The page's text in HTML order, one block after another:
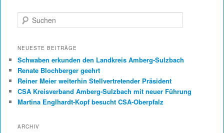
Suchen
NEUESTE BEITRÄGE
Schwaben erkunden den Landkreis Amberg-Sulzbach
Renate Blochberger geehrt
Reiner Meier weiterhin Stellvertretender Präsident
CSA Kreisverband Amberg-Sulzbach mit neuer Führung
Martina Englhardt-Kopf besucht CSA-Oberpfalz
ARCHIV